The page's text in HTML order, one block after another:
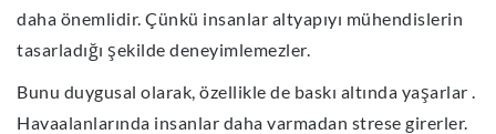
daha önemlidir. Çünkü insanlar altyapıyı mühendislerin
tasarladığı şekilde deneyimlemezler.
Bunu duygusal olarak, özellikle de baskı altında yaşarlar .
Havaalanlarında insanlar daha varmadan strese girerler.